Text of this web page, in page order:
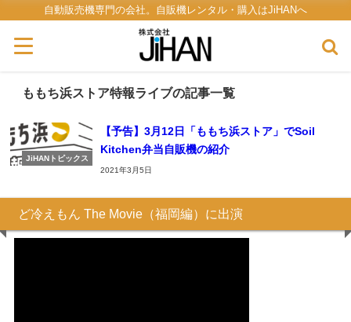
自動販売機専門の会社。自販機レンタル・購入はJiHANへ
ももち浜ストア特報ライブの記事一覧
JiHANトピックス
【予告】3月12日「ももち浜ストア」でSoil
Kitchen弁当自販機の紹介
2021年3月5日
ど冷えもん The Movie（福岡編）に出演